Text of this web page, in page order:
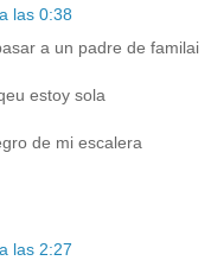
las 0:38
a un padre de familai
estoy sola
de mi escalera
las 2:27